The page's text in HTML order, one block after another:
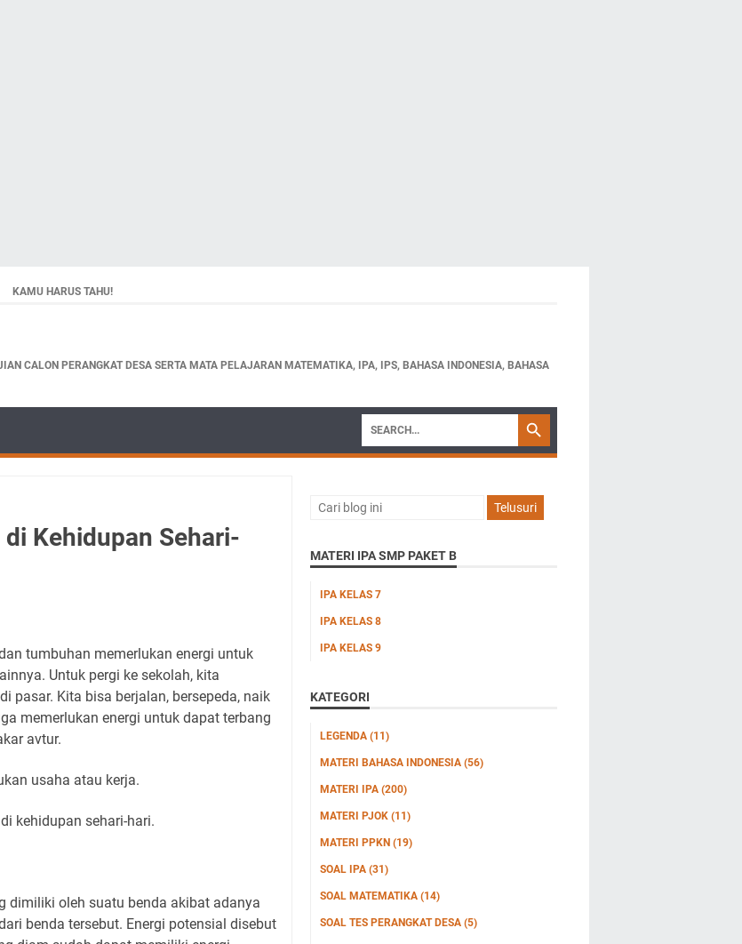
KAMU HARUS TAHU!
CALON PERANGKAT DESA SERTA MATA PELAJARAN MATEMATIKA, IPA, IPS, BAHASA INDONESIA, BAHASA
Kehidupan Sehari-
tumbuhan memerlukan energi untuk
Untuk pergi ke sekolah, kita
pasar. Kita bisa berjalan, bersepeda, naik
memerlukan energi untuk dapat terbang
avtur.
usaha atau kerja.
kehidupan sehari-hari.
dimiliki oleh suatu benda akibat adanya
benda tersebut. Energi potensial disebut
MATERI IPA SMP PAKET B
IPA KELAS 7
IPA KELAS 8
IPA KELAS 9
KATEGORI
LEGENDA (11)
MATERI BAHASA INDONESIA (56)
MATERI IPA (200)
MATERI PJOK (11)
MATERI PPKN (19)
SOAL IPA (31)
SOAL MATEMATIKA (14)
SOAL TES PERANGKAT DESA (5)